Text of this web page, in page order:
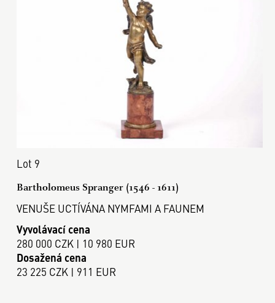
Lot 9
Bartholomeus Spranger (1546 - 1611)
VENUŠE UCTÍVÁNA NYMFAMI A FAUNEM
Vyvolávací cena
280 000 CZK | 10 980 EUR
Dosažená cena
23 225 CZK | 911 EUR